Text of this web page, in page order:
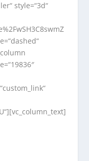
style=“3d“